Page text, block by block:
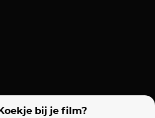
Koekje bij je film?